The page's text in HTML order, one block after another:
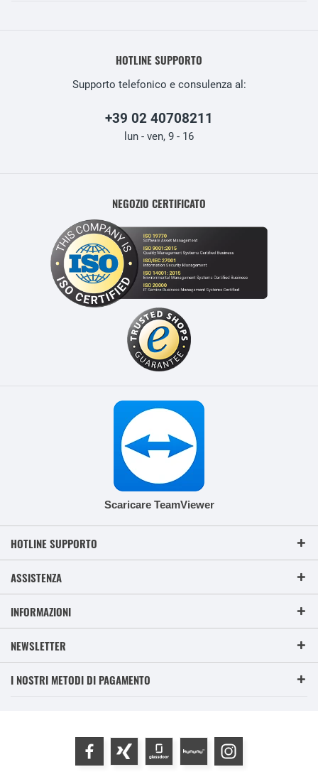
HOTLINE SUPPORTO
Supporto telefonico e consulenza al:
+39 02 40708211
lun - ven, 9 - 16
NEGOZIO CERTIFICATO
Scaricare TeamViewer
HOTLINE SUPPORTO
ASSISTENZA
INFORMAZIONI
NEWSLETTER
I NOSTRI METODI DI PAGAMENTO